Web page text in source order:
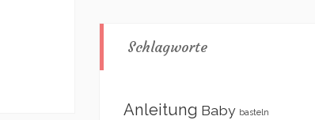
Schlagworte
Anleitung Baby basteln